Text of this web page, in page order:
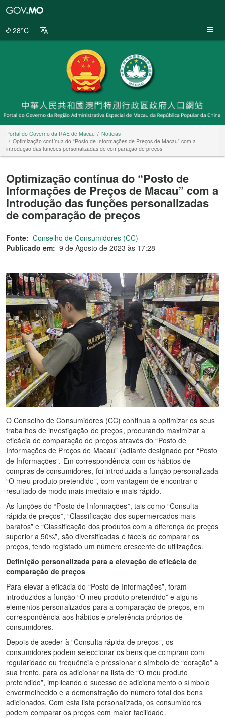
28°C
Portal do Governo da RAE de Macau
Notícias
Optimização contínua do “Posto de Informações de Preços de Macau” com a
introdução das funções personalizadas de comparação de preços
Optimização contínua do “Posto de
Informações de Preços de Macau” com a
introdução das funções personalizadas
de comparação de preços
Fonte: Conselho de Consumidores (CC)
Publicado em: 9 de Agosto de 2023 às 17:28
O Conselho de Consumidores (CC) continua a optimizar os seus
trabalhos de investigação de preços, procurando maximizar a
eficácia de comparação de preços através do “Posto de
Informações de Preços de Macau” (adiante designado por “Posto
de Informações”. Em correspondência com os hábitos de
compras de consumidores, foi introduzida a função personalizada
“O meu produto pretendido”, com vantagem de encontrar o
resultado de modo mais imediato e mais rápido.
As funções do “Posto de Informações”, tais como “Consulta
rápida de preços”, “Classificação dos supermercados mais
baratos” e “Classificação dos produtos com a diferença de preços
superior a 50%”, são diversificadas e fáceis de comparar os
preços, tendo registado um número crescente de utilizações.
Definição personalizada para a elevação de eficácia de
comparação de preços
Para elevar a eficácia do “Posto de Informações”, foram
introduzidos a função “O meu produto pretendido” e alguns
elementos personalizados para a comparação de preços, em
correspondência aos hábitos e preferência próprios de
consumidores.
Depois de aceder à “Consulta rápida de preços”, os
consumidores podem seleccionar os bens que compram com
regularidade ou frequência e pressionar o símbolo de “coração” à
sua frente, para os adicionar na lista de “O meu produto
pretendido”, implicando o sucesso de adicionamento o símbolo
envermelhecido e a demonstração do número total dos bens
adicionados. Com esta lista personalizada, os consumidores
podem comparar os preços com maior facilidade.